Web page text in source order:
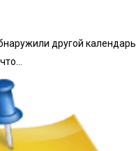
другой календарь